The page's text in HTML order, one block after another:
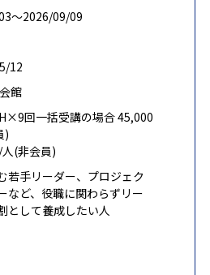
〜2026/09/09
12
館
回一括受講の場合 45,000
)
(非会員)
若手リーダー、プロジェク
など、役職に関わらずリー
として養成したい人